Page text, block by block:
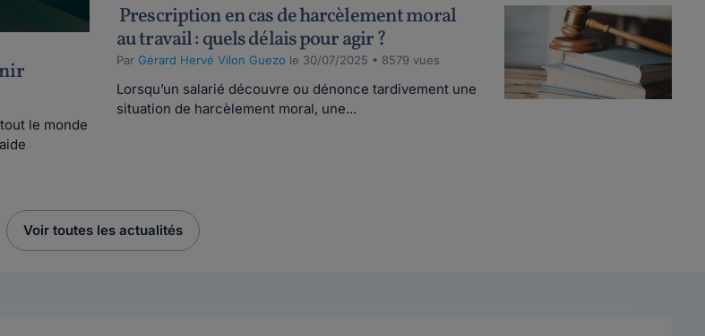
le monde
Prescription en cas de harcèlement moral
au travail : quels délais pour agir ?
Par Gérard Hervé Vilon Guezo le 30/07/2025 • 8579 vues
Lorsqu’un salarié découvre ou dénonce tardivement une
situation de harcèlement moral, une...
Voir toutes les actualités